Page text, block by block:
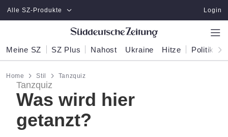
Zum Hauptinhalt springen
Alle SZ-Produkte Login
Meine SZ SZ Plus Nahost Ukraine Hitze Politik
Home Stil Tanzquiz
Tanzquiz
Was wird hier
getanzt?